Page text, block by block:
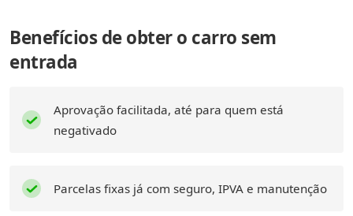
Benefícios de obter o carro sem
entrada
Aprovação facilitada, até para quem está
negativado
Parcelas fixas já com seguro, IPVA e manutenção